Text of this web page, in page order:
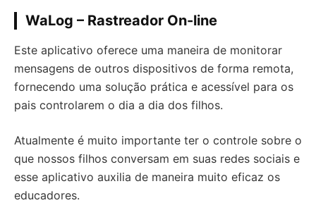
WaLog – Rastreador On-line
Este aplicativo oferece uma maneira de monitorar
mensagens de outros dispositivos de forma remota,
fornecendo uma solução prática e acessível para os
pais controlarem o dia a dia dos filhos.
Atualmente é muito importante ter o controle sobre o
que nossos filhos conversam em suas redes sociais e
esse aplicativo auxilia de maneira muito eficaz os
educadores.